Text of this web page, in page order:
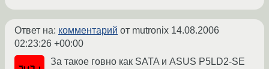
Ответ на: комментарий от mutronix 14.08.2006
02:23:26 +00:00
За такое говно как SATA и ASUS P5LD2-SE